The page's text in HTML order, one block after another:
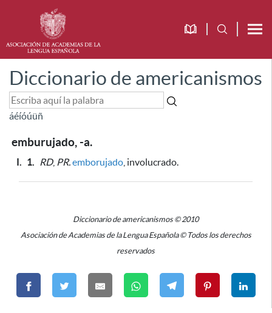
Diccionario de americanismos
áéíóúüñ
emburujado, -a.
I. 1. RD, PR.emborujado , involucrado.
Diccionario de americanismos © 2010
Asociación de Academias de la Lengua Española © Todos los derechos
reservados